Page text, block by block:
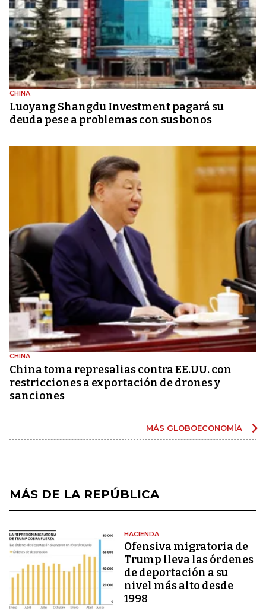
CHINA
Luoyang Shangdu Investment pagará su
deuda pese a problemas con sus bonos
CHINA
China toma represalias contra EE.UU. con
restricciones a exportación de drones y
sanciones
MÁS GLOBOECONOMÍA
MÁS DE LA REPÚBLICA
HACIENDA
Ofensiva migratoria de
Trump lleva las órdenes
de deportación a su
nivel más alto desde
1998